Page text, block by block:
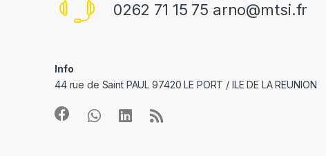
0262 71 15 75 arno@mtsi.fr
Info
44 rue de Saint PAUL 97420 LE PORT / ILE DE LA REUNION